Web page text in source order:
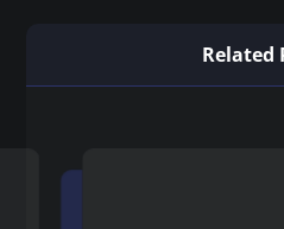
Related